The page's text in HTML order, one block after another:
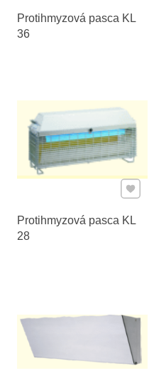
Protihmyzová pasca KL
36
Protihmyzová pasca KL
28